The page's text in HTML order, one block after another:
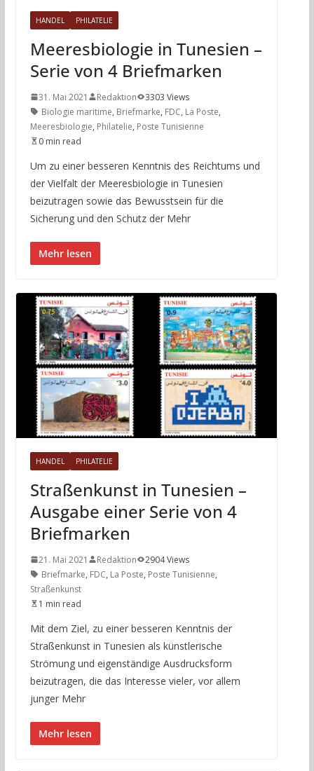
HANDEL PHILATELIE
Meeresbiologie in Tunesien –
Serie von 4 Briefmarken
31. Mai 2021 Redaktion
3303 Views
Biologie maritime, Briefmarke, FDC, La Poste,
Meeresbiologie, Philatelie, Poste Tunisienne
0 min read
Um zu einer besseren Kenntnis des Reichtums und
der Vielfalt der Meeresbiologie in Tunesien
beizutragen sowie das Bewusstsein für die
Sicherung und den Schutz der Mehr
Mehr lesen
HANDEL PHILATELIE
Straßenkunst in Tunesien –
Ausgabe einer Serie von 4
Briefmarken
21. Mai 2021 Redaktion
2904 Views
Briefmarke, FDC, La Poste, Poste Tunisienne,
Straßenkunst
1 min read
Mit dem Ziel, zu einer besseren Kenntnis der
Straßenkunst in Tunesien als künstlerische
Strömung und eigenständige Ausdrucksform
beizutragen, die das Interesse vieler, vor allem
junger Mehr
Mehr lesen